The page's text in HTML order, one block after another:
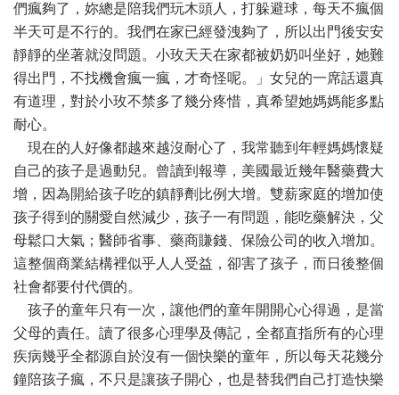
們瘋夠了，妳總是陪我們玩木頭人，打躲避球，每天不瘋個
半天可是不行的。我們在家已經發洩夠了，所以出門後安安
靜靜的坐著就沒問題。小玫天天在家都被奶奶叫坐好，她難
得出門，不找機會瘋一瘋，才奇怪呢。」女兒的一席話還真
有道理，對於小玫不禁多了幾分疼惜，真希望她媽媽能多點
耐心。
現在的人好像都越來越沒耐心了，我常聽到年輕媽媽懷疑
自己的孩子是過動兒。曾讀到報導，美國最近幾年醫藥費大
增，因為開給孩子吃的鎮靜劑比例大增。雙薪家庭的增加使
孩子得到的關愛自然減少，孩子一有問題，能吃藥解決，父
母鬆口大氣；醫師省事、藥商賺錢、保險公司的收入增加。
這整個商業結構裡似乎人人受益，卻害了孩子，而日後整個
社會都要付代價的。
孩子的童年只有一次，讓他們的童年開開心心得過，是當
父母的責任。讀了很多心理學及傳記，全都直指所有的心理
疾病幾乎全都源自於沒有一個快樂的童年，所以每天花幾分
鐘陪孩子瘋，不只是讓孩子開心，也是替我們自己打造快樂